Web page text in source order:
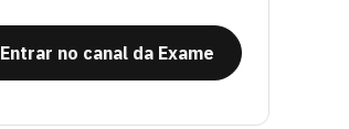
Entrar no canal da Exame